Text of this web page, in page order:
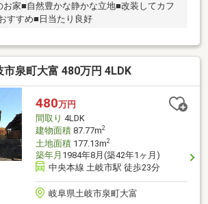
家■自然豊かな静かな立地■改装してカフ
すすめ■日当たり良好
市泉町大富 480万円 4LDK
480万円
間取り 4LDK
建物面積87.77m2
土地面積177.13m2
築年月 1984年8月(築42年1ヶ月)
中央本線 土岐市駅 徒歩23分
岐阜県土岐市泉町大富